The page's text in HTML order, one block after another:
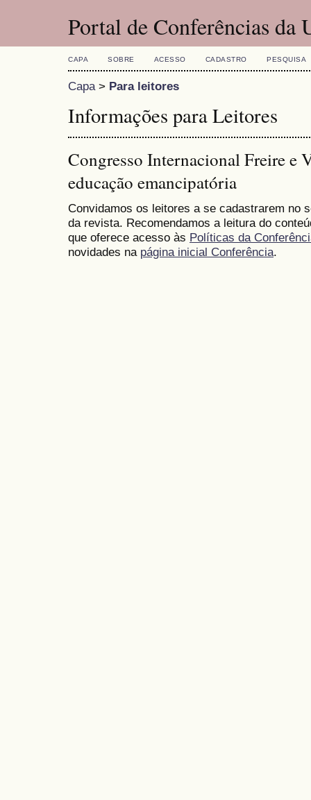
Portal de Conferências da
CAPA SOBRE ACESSO CADASTRO PESQUISA
Capa> Para leitores
Informações para Leitores
Congresso Internacional Freire e
educação emancipatória
Convidamos os leitores a se cadastrarem no
da revista. Recomendamos a leitura do
que oferece acesso às Políticas da
novidades na página inicial Conferência.